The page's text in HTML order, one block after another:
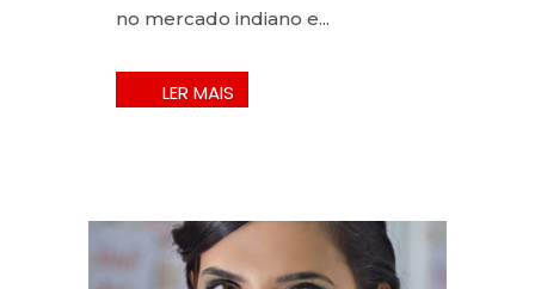
no mercado indiano e...